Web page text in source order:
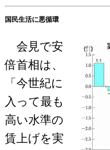
国民生活に悪循環
会見で安
倍首相は、
「今世紀に
入って最も
高い水準の
賃上げを実